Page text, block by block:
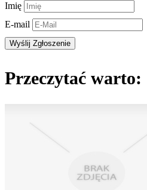
Imię
E-mail
Przeczytać warto: